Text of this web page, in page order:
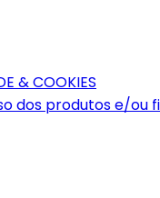
& COOKIES
dos produtos e/ou